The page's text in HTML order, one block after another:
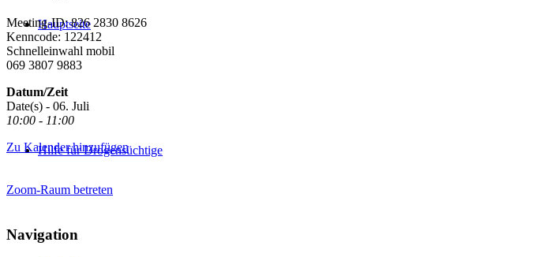
Hauptseite
Hilfe für Drogensüchtige
Meeting-ID: 826 2830 8626
Kenncode: 122412
Schnelleinwahl mobil
069 3807 9883
Datum/Zeit
Date(s) - 06. Juli
10:00 - 11:00
Zu Kalender hinzufügen
Zoom-Raum betreten
Navigation